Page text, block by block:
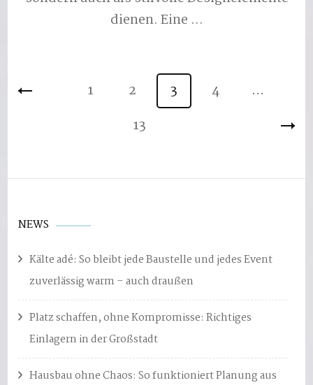
dienen. Eine …
Seitennummerierung
Seite
1 Seite
2 Seite
3 Seite
4 …
Seite
13
NEWS
Kälte adé: So bleibt jede Baustelle und jedes Event
zuverlässig warm – auch draußen
Platz schaffen, ohne Kompromisse: Richtiges
Einlagern in der Großstadt
Hausbau ohne Chaos: So funktioniert Planung aus